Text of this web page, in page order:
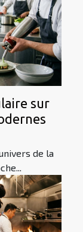
sur
de la